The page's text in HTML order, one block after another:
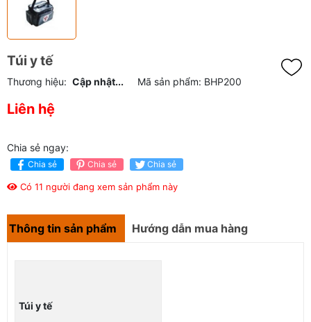
Túi y tế
Thương hiệu: Cập nhật... Mã sản phẩm: BHP200
Liên hệ
Chia sẻ ngay:
Chia sẻ Chia sẻ Chia sẻ
Có 11 người đang xem sản phẩm này
Thông tin sản phẩm Hướng dẫn mua hàng
Túi y tế